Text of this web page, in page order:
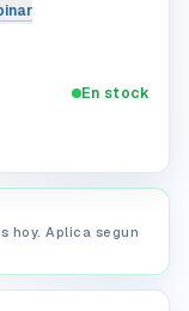
En stock
hoy. Aplica segun